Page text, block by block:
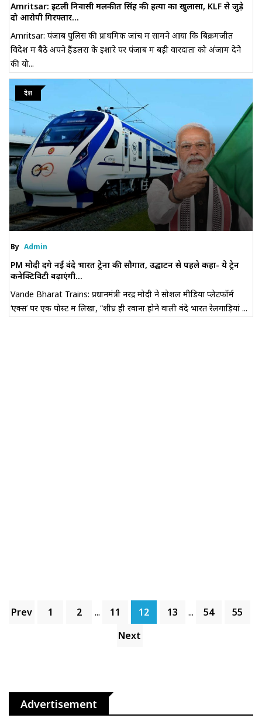
Amritsar: इटली निवासी मलकीत सिंह की हत्या का खुलासा, KLF से जुड़े
दो आरोपी गिरफ्तार...
Amritsar: पंजाब पुलिस की प्राथमिक जांच में सामने आया कि बिक्रमजीत
विदेश में बैठे अपने हैंडलरों के इशारे पर पंजाब में बड़ी वारदातों को अंजाम देने
की यो...
देश
By Admin
PM मोदी देंगे नई वंदे भारत ट्रेनों की सौगात, उद्घाटन से पहले कहा- ये ट्रेनें
कनेक्टिविटी बढ़ाएंगी...
Vande Bharat Trains: प्रधानमंत्री नरेंद्र मोदी ने सोशल मीडिया प्लेटफॉर्म
‘एक्स’ पर एक पोस्ट में लिखा, “शीघ्र ही रवाना होने वाली वंदे भारत रेलगाड़ियां ...
Prev 1 2 ... 11 12 13 ... 54
55
Next
Advertisement